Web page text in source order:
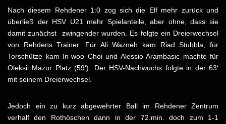
Nach diesem Rehdener 1:0 zog sich die Elf mehr zurück und
überließ der HSV U21 mehr Spielanteile, aber ohne, dass sie
damit zunächst zwingender wurden. Es folgte ein Dreierwechsel
von Rehdens Trainer. Für Ali Wazneh kam Riad Stubbla, für
Torschütze kam In-woo Choi und Alessio Arambasic machte für
Oleksii Mazur Platz (59‘). Der HSV-Nachwuchs folgte in der 63‘
mit seinem Dreierwechsel.
Jedoch ein zu kurz abgewehrter Ball im Rehdener Zentrum
verhalf den Rothöschen dann in der 72.min. doch zum 1-1